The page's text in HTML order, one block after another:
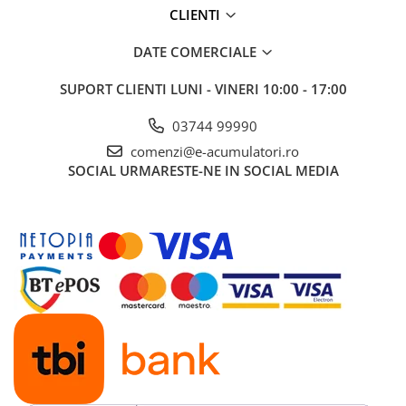
Invertoare
Statii de incarcare EV
CLIENTI
DATE COMERCIALE
SUPORT CLIENTI LUNI - VINERI 10:00 - 17:00
03744 99990
comenzi@e-acumulatori.ro
SOCIAL URMARESTE-NE IN SOCIAL MEDIA